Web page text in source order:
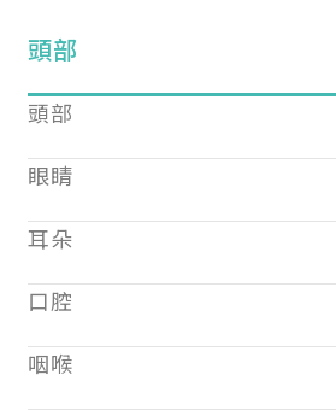
頭部
頭部
眼睛
耳朵
口腔
咽喉